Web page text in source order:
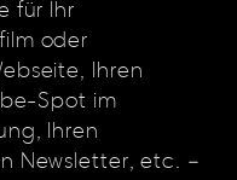
für Ihr
oder
Ihren
Spot im
Ihren
Newsletter, etc. –